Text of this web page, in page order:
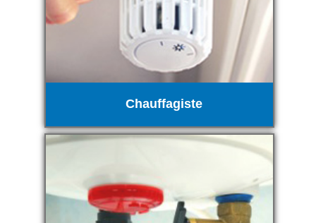
Chauffagiste